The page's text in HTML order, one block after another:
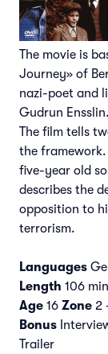
The movie is
Journey» of
nazi-poet and
Gudrun Ensslin.
The film tells
the
five-year old
describes the
opposition to
terrorism.
Languages
Length 106
Age 16 Zone 2
Bonus
Trailer